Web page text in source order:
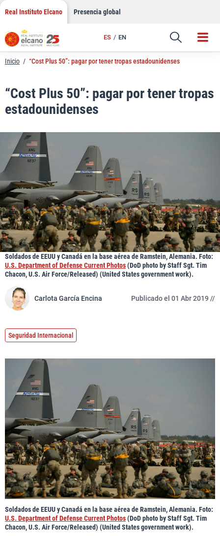
Saltar
contenido
Real Instituto Elcano Presencia global
ES EN
Enlace
Inicio / “Cost Plus 50”: pagar por tener tropas estadounidenses
“Cost Plus 50”: pagar por tener tropas
estadounidenses
Soldados de EEUU y Canadá en la base aérea de Ramstein, Alemania. Foto:
U.S. Department of Defense Current Photos(DoD photo by Staff Sgt. Tim
Chacon, U.S. Air Force/Released) (United States government work).
Carlota García Encina Publicado el 01 Abr 2019 //
Seguridad Internacional
Soldados de EEUU y Canadá en la base aérea de Ramstein, Alemania. Foto:
U.S. Department of Defense Current Photos(DoD photo by Staff Sgt. Tim
Chacon, U.S. Air Force/Released) (United States government work).